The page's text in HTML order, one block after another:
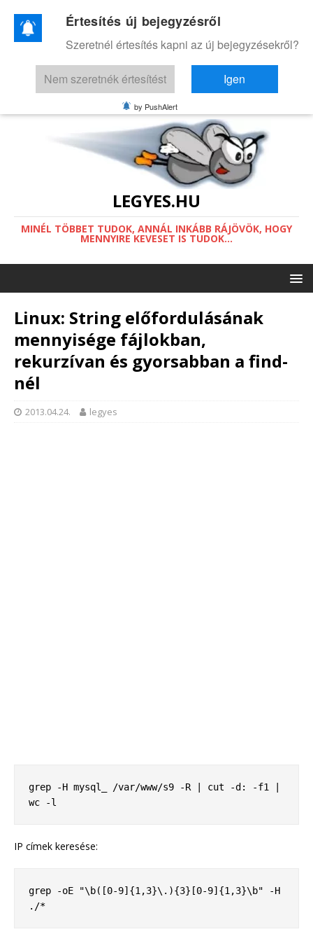
Ez a weboldal a működéséhez sütiket
használ.Információ a sütikről.
Értettem
LEGYES.HU
MINÉL TÖBBET TUDOK, ANNÁL INKÁBB RÁJÖVÖK, HOGY
MENNYIRE KEVESET IS TUDOK...
Linux: String előfordulásának
mennyisége fájlokban,
rekurzívan és gyorsabban a find-
nél
2013.04.24. legyes
grep -H mysql_ /var/www/s9 -R | cut -d: -f1 |
wc -l
IP címek keresése:
grep -oE "\b([0-9]{1,3}\.){3}[0-9]{1,3}\b" -H
./*
Értesítés új bejegyzésről
Szeretnél értesítés kapni az új bejegyzésekről?
Nem szeretnék értesítést Igen
by PushAlert